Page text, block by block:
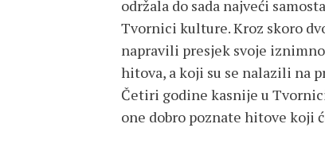
održala do sada najveći
Tvornici kulture. Kroz skoro
napravili presjek svoje
hitova, a koji su se nalazili na
Četiri godine kasnije u
one dobro poznate hitove koji